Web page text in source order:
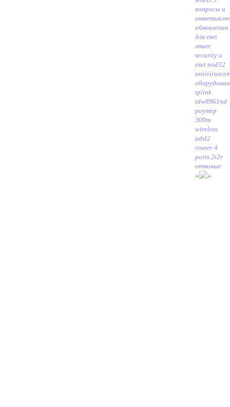
вопросы и
ответы
обновления
для eset
smart
security и
eset nod32
antivirus
tplink
tdw8961nd
роутер
300m
wireless
adsl2
router 4
ports 2t2r
оптовые